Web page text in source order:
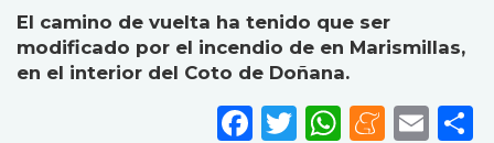
El camino de vuelta ha tenido que ser
modificado por el incendio de en Marismillas,
en el interior del Coto de Doñana.
Facebook
Twitter